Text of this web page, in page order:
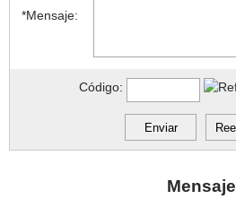
*Mensaje:
Código:
Mensaje